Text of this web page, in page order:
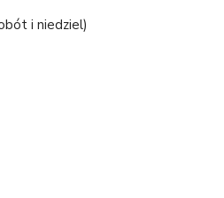
i niedziel)